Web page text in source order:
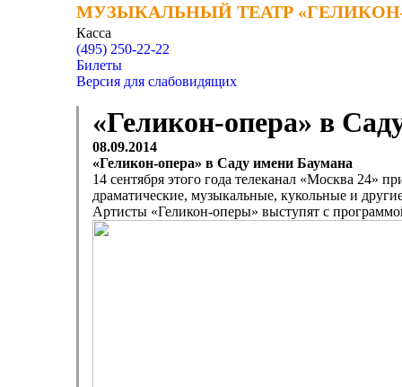
МУЗЫКАЛЬНЫЙ ТЕАТР
МУЗЫКАЛЬНЫЙ ТЕАТР
Касса
(495) 250-22-22
Билеты
Версия для слабовидящих
«Геликон-опера» в
08.09.2014
«Геликон-опера» в Саду имени Баумана
14 сентября этого года телеканал «Москва 24»
драматические, музыкальные, кукольные и
Артисты «Геликон-оперы» выступят с